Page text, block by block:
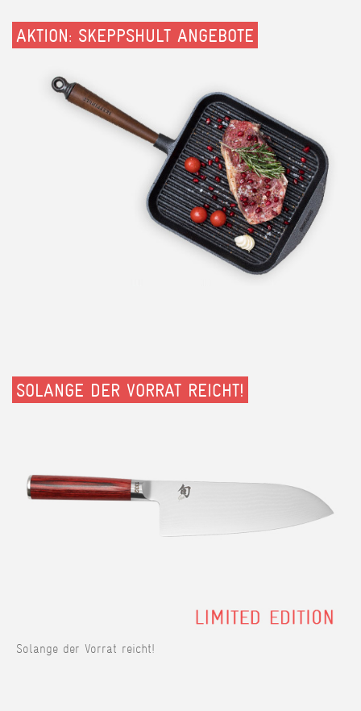
AKTION: SKEPPSHULT ANGEBOTE
SOLANGE DER VORRAT REICHT!
Solange der Vorrat reicht!